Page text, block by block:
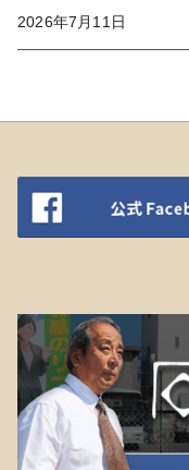
2026年7月11日